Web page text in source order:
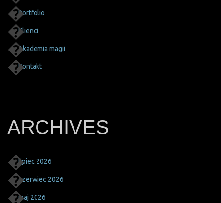
Portfolio
Klienci
Akademia magii
Kontakt
ARCHIVES
lipiec 2026
czerwiec 2026
maj 2026